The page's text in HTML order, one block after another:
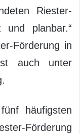
Riester-
und planbar.“
Förderung in
auch unter
häufigsten
Förderung